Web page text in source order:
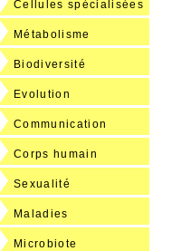
Cellules spécialisées
Métabolisme
Biodiversité
Evolution
Communication
Corps humain
Sexualité
Maladies
Microbiote